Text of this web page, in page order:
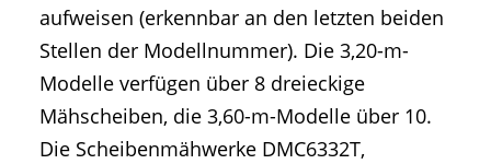
aufweisen (erkennbar an den letzten beiden
Stellen der Modellnummer). Die 3,20-m-
Modelle verfügen über 8 dreieckige
Mähscheiben, die 3,60-m-Modelle über 10.
Die Scheibenmähwerke DMC6332T,